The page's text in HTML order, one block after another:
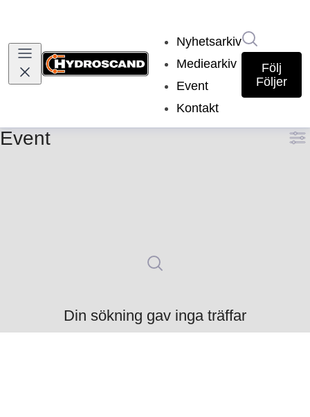
Nyhetsarkiv
Mediearkiv
Event
Kontakt
Följ
Följer
Event
Din sökning gav inga träffar